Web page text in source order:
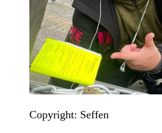
Copyright: Seffen